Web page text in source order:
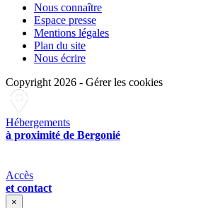
Nous connaître
Espace presse
Mentions légales
Plan du site
Nous écrire
Copyright 2026 - Gérer les cookies
Hébergements
à proximité de Bergonié
Accès
et contact
×